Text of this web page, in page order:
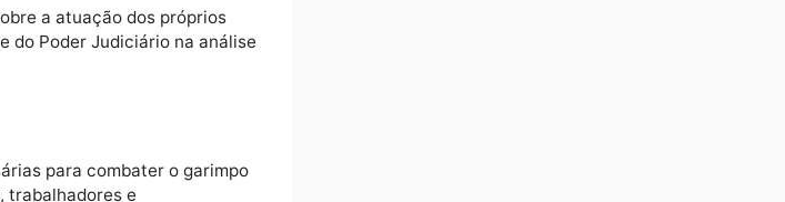
entram em propriedades
como balsas, dragas e
e equipamentos, o que, segundo